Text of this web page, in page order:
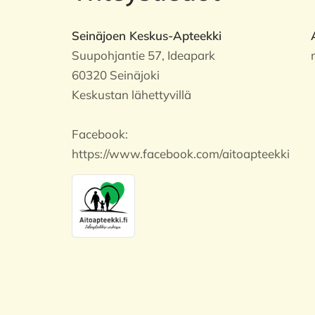
Seinäjoen Keskus-Apteekki
Suupohjantie 57, Ideapark
60320 Seinäjoki
Keskustan lähettyvillä
Facebook:
https://www.facebook.com/aitoapteekki